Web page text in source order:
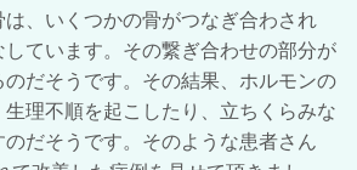
は、いくつかの骨がつなぎ合わされ
ています。その繋ぎ合わせの部分が
だそうです。その結果、ホルモンの
理不順を起こしたり、立ちくらみな
だそうです。そのような患者さん